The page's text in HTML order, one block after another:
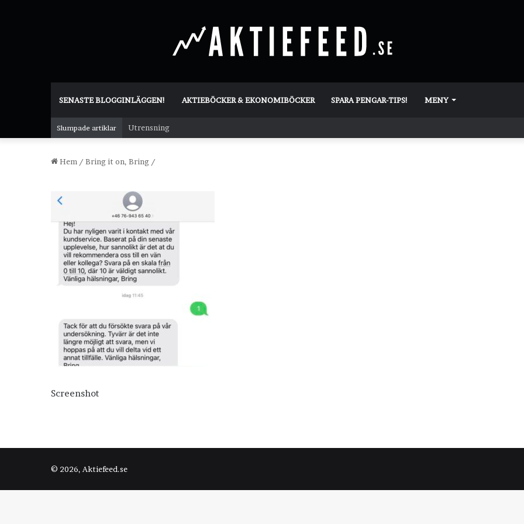
SENASTE BLOGGINLÄGGEN! AKTIEBÖCKER & EKONOMIBÖCKER SPARA PENGAR-TIPS! MENY
Slumpade artiklar Utrensning
Hem / Bring it on, Bring /
Screenshot
© 2026, Aktiefeed.se